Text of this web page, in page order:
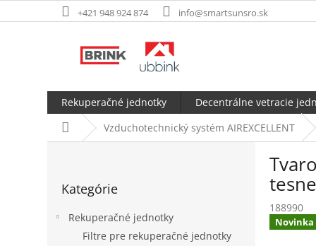
na
+421 948 924 874 info@smartsunsro.sk
Rekuperačné jednotky Decentrálne vetracie
DomovVzduchotechnický systém AIREXCELLENT
kategórie
Kategórie
Rekuperačné jednotky
Filtre pre rekuperačné jednotky
188990
Novinka